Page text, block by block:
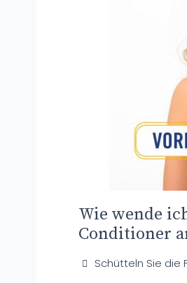
Wie wende
Conditioner
Schütteln Sie die